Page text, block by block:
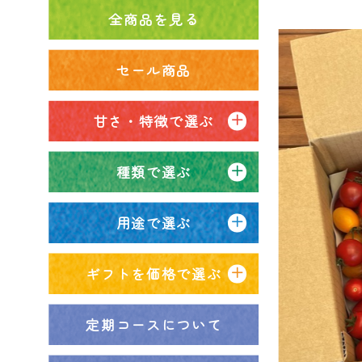
全商品を見る
セール商品
甘さ・特徴で選ぶ
種類で選ぶ
用途で選ぶ
ギフトを価格で選ぶ
定期コースについて